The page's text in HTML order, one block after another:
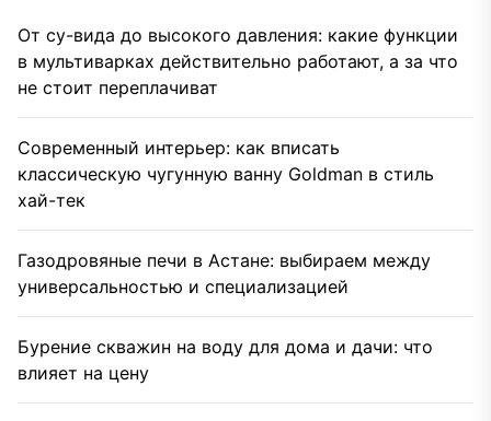
От су-вида до высокого давления: какие функции
в мультиварках действительно работают, а за что
не стоит переплачиват
Современный интерьер: как вписать
классическую чугунную ванну Goldman в стиль
хай-тек
Газодровяные печи в Астане: выбираем между
универсальностью и специализацией
Бурение скважин на воду для дома и дачи: что
влияет на цену